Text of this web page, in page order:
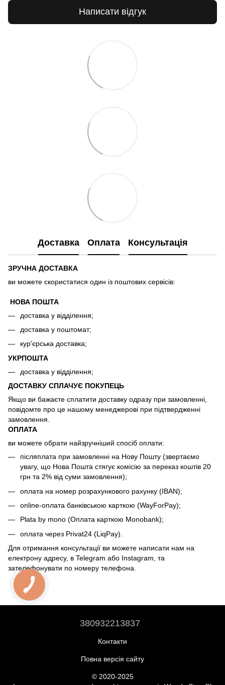
Написати відгук
Доставка Оплата Консультація
ЗРУЧНА ДОСТАВКА
ви можете скористатися один із поштових сервісів:
НОВА ПОШТА
доставка у відділення;
доставка у поштомат;
кур'єрська доставка;
УКРПОШТА
доставка у відділення;
ДОСТАВКУ СПЛАЧУЄ ПОКУПЕЦЬ
Якщо ви бажаєте сплатити доставку одразу при замовленні,
повідомте про це нашому менеджерові при підтвердженні
замовлення.
ОПЛАТА
ви можете обрати найзручніший спосіб оплати:
післяплата при замовленні на Нову Пошту (звертаємо
увагу, що Нова Пошта стягує комісію за переказ коштів 20
грн та 2% від суми замовлення);
оплата на номер розрахункового рахунку (IBAN);
online-оплата банківською карткою (WayForPay);
Plata by mono (Оплата карткою Monobank);
оплата через Privat24 (LiqPay).
Для отримання консультації ви можете написати нам на
електрону адресу, в Telegram або Instagram, та
зателефонувати по номеру телефона.
380932213837
Контакти
Повна версія сайту
© 2020-2025